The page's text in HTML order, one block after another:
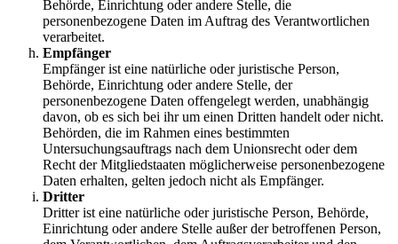
Behörde, Einrichtung oder andere Stelle, die
personenbezogene Daten im Auftrag des Verantwortlichen
verarbeitet.
Empfänger
Empfänger ist eine natürliche oder juristische Person,
Behörde, Einrichtung oder andere Stelle, der
personenbezogene Daten offengelegt werden, unabhängig
davon, ob es sich bei ihr um einen Dritten handelt oder nicht.
Behörden, die im Rahmen eines bestimmten
Untersuchungsauftrags nach dem Unionsrecht oder dem
Recht der Mitgliedstaaten möglicherweise personenbezogene
Daten erhalten, gelten jedoch nicht als Empfänger.
Dritter
Dritter ist eine natürliche oder juristische Person, Behörde,
Einrichtung oder andere Stelle außer der betroffenen Person,